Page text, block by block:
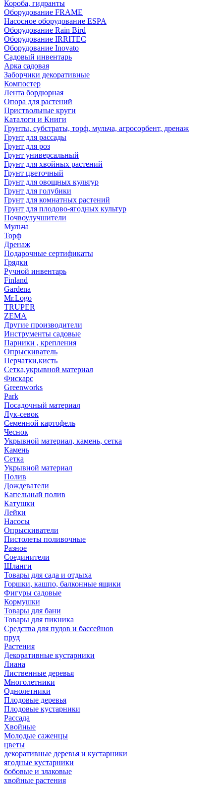
Короба, гидранты
Оборудование FRAME
Насосное оборудование ESPA
Оборудование Rain Bird
Оборудование IRRITEC
Оборудование Inovato
Садовый инвентарь
Арка садовая
Заборчики декоративные
Компостер
Лента бордюрная
Опора для растений
Приствольные круги
Каталоги и Книги
Грунты, субстраты, торф, мульча, агросорбент, дренаж
Грунт для рассады
Грунт для роз
Грунт универсальный
Грунт для хвойных растений
Грунт цветочный
Грунт для овощных культур
Грунт для голубики
Грунт для комнатных растений
Грунт для плодово-ягодных культур
Почвоулучшители
Мульча
Торф
Дренаж
Подарочные сертификаты
Грядки
Ручной инвентарь
Finland
Gardena
Mr.Logo
TRUPER
ZEMA
Другие производители
Инструменты садовые
Парники , крепления
Опрыскиватель
Перчатки,кисть
Сетка,укрывной материал
Фискарс
Greenworks
Park
Посадочный материал
Лук-севок
Семенной картофель
Чеснок
Укрывной материал, камень, сетка
Камень
Сетка
Укрывной материал
Полив
Дождеватели
Капельный полив
Катушки
Лейки
Насосы
Опрыскиватели
Пистолеты поливочные
Разное
Соединители
Шланги
Товары для сада и отдыха
Горшки, кашпо, балконные ящики
Фигуры садовые
Кормушки
Товары для бани
Товары для пикника
Средства для пудов и бассейнов
пруд
Растения
Декоративные кустарники
Лиана
Лиственные деревья
Многолетники
Однолетники
Плодовые деревья
Плодовые кустарники
Рассада
Хвойные
Молодые саженцы
цветы
декоративные деревья и кустарники
ягодные кустарники
бобовые и злаковые
хвойные растения